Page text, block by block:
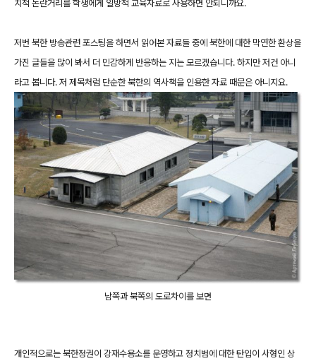
치적 논란거리를 학생에게 일방적 교육자료로 사용하면 안되니까요.
저번 북한 방송관련 포스팅을 하면서 읽어본 자료들 중에 북한에 대한 막연한 환상을
가진 글들을 많이 봐서 더 민감하게 반응하는 지는 모르겠습니다. 하지만 저건 아니
라고 봅니다. 저 제목처럼 단순한 북한의 역사책을 인용한 자료 때문은 아니지요.
남쪽과 북쪽의 도로차이를 보면
개인적으로는 북한정권이 강재수용소를 운영하고 정치범에 대한 탄입이 사형인 상